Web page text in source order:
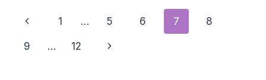
VASTAB
NAARITS-
Page
navigation
Previous
Page
1 … 5 6 7 8
9 … 12
Next